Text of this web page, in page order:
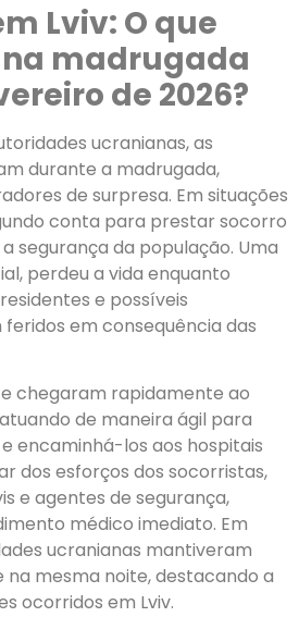
Lviv: O que
madrugada
de 2026?
ucranianas, as
durante a madrugada,
de surpresa. Em situações
conta para prestar socorro
segurança da população. Uma
perdeu a vida enquanto
e possíveis
em consequência das
chegaram rapidamente ao
de maneira ágil para
encaminhá-los aos hospitais
dos esforços dos socorristas,
e agentes de segurança,
médico imediato. Em
ucranianas mantiveram
mesma noite, destacando a
ocorridos em Lviv.